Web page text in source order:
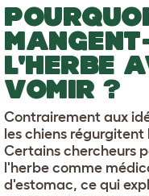
l
e
d
r
o
p
d
o
w
n
L'HERBE
VOMIR ?
Contrairement aux
les chiens
Certains chercheurs
l'herbe comme
d'estomac, ce qui